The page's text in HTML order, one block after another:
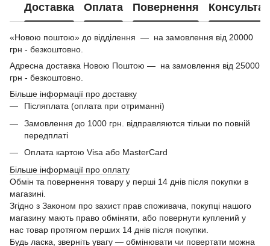
Доставка Оплата Повернення
«Новою поштою» до відділення — на замовлення від 20000
грн - безкоштовно.
Адресна доставка Новою Поштою — на замовлення від 25000
грн - безкоштовно.
Більше інформації про доставку
Післяплата (оплата при отриманні)
Замовлення до 1000 грн. відправляются тільки по повній
передплаті
Оплата картою Visa або MasterCard
Більше інформації про оплату
Обмін та повернення товару у перші 14 днів після покупки в
магазині.
Згідно з Законом про захист прав споживача, покупці нашого
магазину мають право обміняти, або повернути куплений у
нас товар протягом перших 14 днів після покупки.
Будь ласка, зверніть увагу — обмінювати чи повертати можна